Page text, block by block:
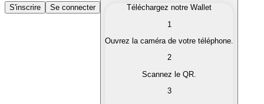
Acheter des Cryptomonnaies
Achetez les cryptomonnaies qui vous intéressent
Convertissez vos cryptomonnaies en monnaie
S'inscrire Se connecter
Téléchargez notre Wallet
1
Ouvrez la caméra de votre téléphone.
2
Scannez le QR.
3